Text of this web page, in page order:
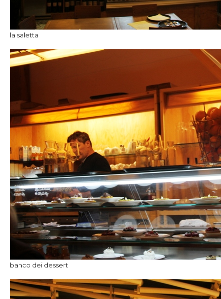
la saletta
banco dei dessert